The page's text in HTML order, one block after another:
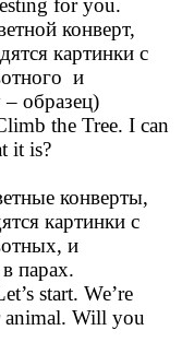
for you.
конверт,
картинки с
и
– образец)
the Tree. I can
it is?
конверты,
картинки с
и
парах.
start. We’re
animal. Will you